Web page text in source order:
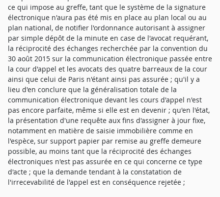
ce qui impose au greffe, tant que le système de la signature
électronique n'aura pas été mis en place au plan local ou au
plan national, de notifier l'ordonnance autorisant à assigner
par simple dépôt de la minute en case de l'avocat requérant,
la réciprocité des échanges recherchée par la convention du
30 août 2015 sur la communication électronique passée entre
la cour d'appel et les avocats des quatre barreaux de la cour
ainsi que celui de Paris n'étant ainsi pas assurée ; qu'il y a
lieu d'en conclure que la généralisation totale de la
communication électronique devant les cours d'appel n'est
pas encore parfaite, même si elle est en devenir ; qu'en l'état,
la présentation d'une requête aux fins d'assigner à jour fixe,
notamment en matière de saisie immobilière comme en
l'espèce, sur support papier par remise au greffe demeure
possible, au moins tant que la réciprocité des échanges
électroniques n'est pas assurée en ce qui concerne ce type
d'acte ; que la demande tendant à la constatation de
l'irrecevabilité de l'appel est en conséquence rejetée ;